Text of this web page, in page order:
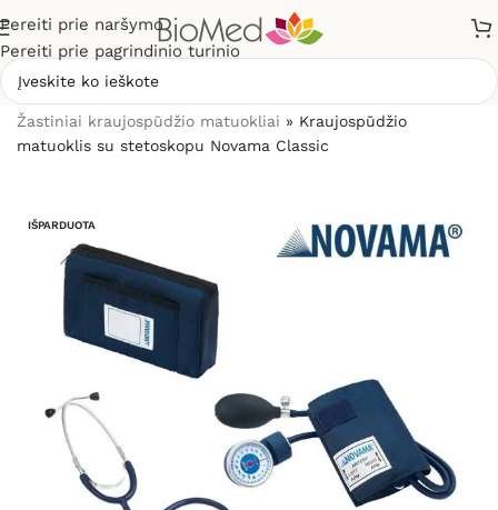
Pereiti prie naršymo
Pereiti prie pagrindinio turinio
Žastiniai kraujospūdžio matuokliai » Kraujospūdžio
matuoklis su stetoskopu Novama Classic
IŠPARDUOTA